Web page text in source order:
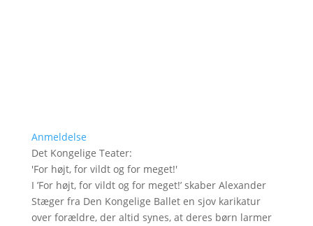
Anmeldelse
Det Kongelige Teater:
'For højt, for vildt og for meget!'
I ’For højt, for vildt og for meget!’ skaber Alexander
Stæger fra Den Kongelige Ballet en sjov karikatur
over forældre, der altid synes, at deres børn larmer